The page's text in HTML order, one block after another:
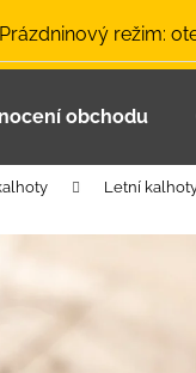
režim:
obchodu
Letní
Co